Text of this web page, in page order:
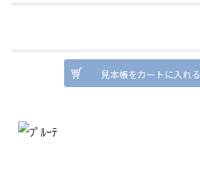
見本帳をカートに入れる